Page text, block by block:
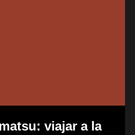
viajar a la